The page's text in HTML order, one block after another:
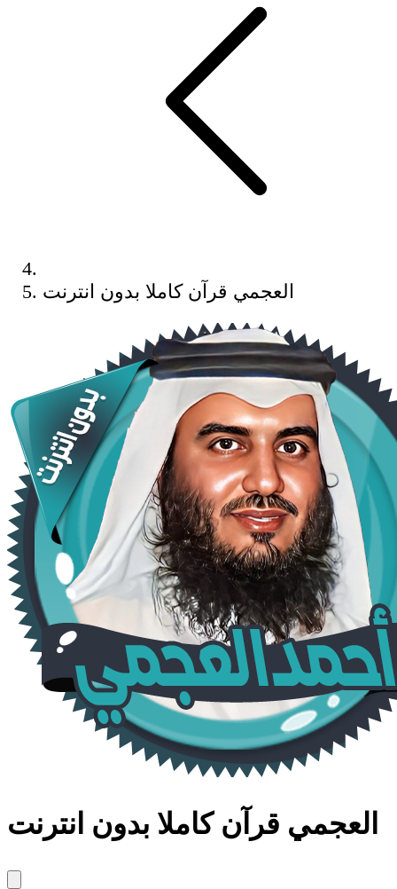
العجمي قرآن كاملا بدون انترنت
العجمي قرآن كاملا بدون انترنت